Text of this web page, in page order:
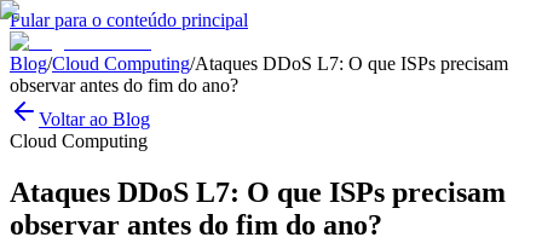
Pular para o conteúdo principal
Blog/Cloud Computing/Ataques DDoS L7: O que ISPs precisam
observar antes do fim do ano?
Voltar ao Blog
Cloud Computing
Ataques DDoS L7: O que ISPs precisam
observar antes do fim do ano?